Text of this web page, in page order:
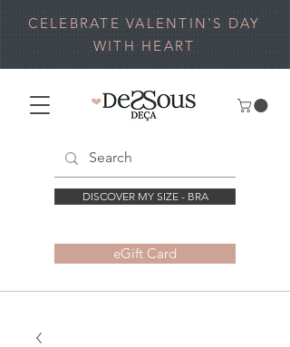
eGift Card
CELEBRATE VALENTIN'S DAY
WITH HEART
DISCOVER MY SIZE - BRA